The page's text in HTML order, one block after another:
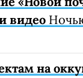
видео
на